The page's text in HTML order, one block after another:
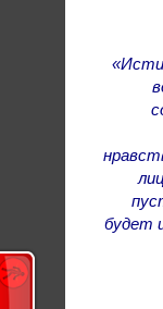
будет